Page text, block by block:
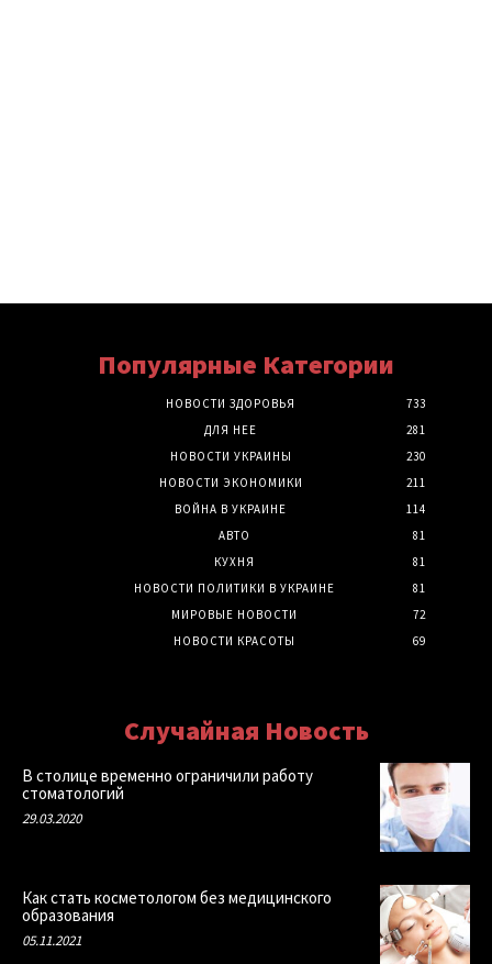
Популярные Категории
НОВОСТИ ЗДОРОВЬЯ
733
ДЛЯ НЕЕ
281
НОВОСТИ УКРАИНЫ
230
НОВОСТИ ЭКОНОМИКИ
211
ВОЙНА В УКРАИНЕ
114
АВТО
81
КУХНЯ
81
НОВОСТИ ПОЛИТИКИ В УКРАИНЕ
81
МИРОВЫЕ НОВОСТИ
72
НОВОСТИ КРАСОТЫ
69
Случайная Новость
В столице временно ограничили работу
стоматологий
29.03.2020
Как стать косметологом без медицинского
образования
05.11.2021